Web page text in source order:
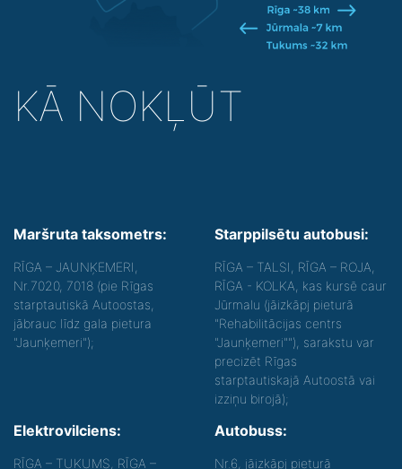
KĀ NOKĻŪT
Maršruta taksometrs:
RĪGA – JAUNĶEMERI,
Nr.7020, 7018 (pie Rīgas
starptautiskā Autoostas,
jābrauc līdz gala pietura
"Jaunķemeri");
Starppilsētu autobusi:
RĪGA – TALSI, RĪGA – ROJA,
RĪGA - KOLKA, kas kursē caur
Jūrmalu (jāizkāpj pieturā
"Rehabilitācijas centrs
"Jaunķemeri""), sarakstu var
precizēt Rīgas
starptautiskajā Autoostā vai
izziņu birojā);
Elektrovilciens:
RĪGA – TUKUMS, RĪGA –
Autobuss:
Nr.6 , jāizkāpj pieturā